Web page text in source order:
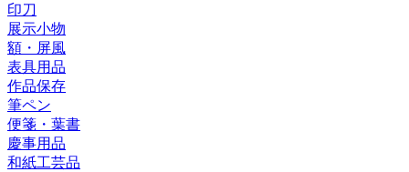
印刀
展示小物
額・屏風
表具用品
作品保存
筆ペン
便箋・葉書
慶事用品
和紙工芸品